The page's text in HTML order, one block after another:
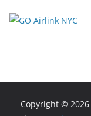
Copyright © 2026